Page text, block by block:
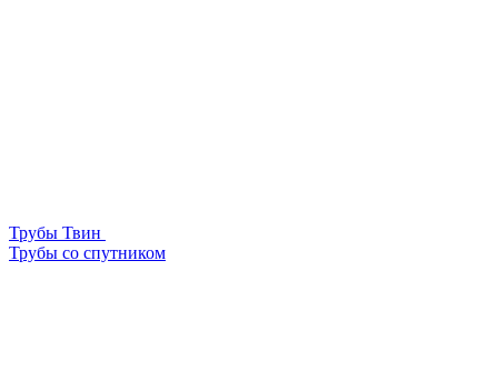
Трубы Твин
Трубы со спутником